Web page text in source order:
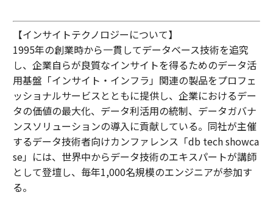
【インサイトテクノロジーについて】
1995年の創業時から一貫してデータベース技術を追究
し、企業自らが良質なインサイトを得るためのデータ活
用基盤「インサイト・インフラ」関連の製品をプロフェ
ッショナルサービスとともに提供し、企業におけるデー
タの価値の最大化、データ利活用の統制、データガバナ
ンスソリューションの導入に貢献している。同社が主催
するデータ技術者向けカンファレンス「db tech showca
se」には、世界中からデータ技術のエキスパートが講師
として登壇し、毎年1,000名規模のエンジニアが参加す
る。